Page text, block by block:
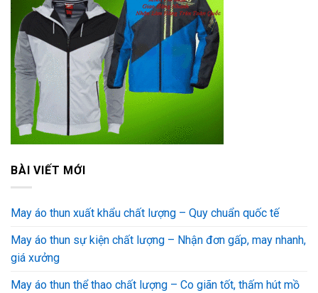
BÀI VIẾT MỚI
May áo thun xuất khẩu chất lượng – Quy chuẩn quốc tế
May áo thun sự kiện chất lượng – Nhận đơn gấp, may nhanh,
giá xưởng
May áo thun thể thao chất lượng – Co giãn tốt, thấm hút mồ